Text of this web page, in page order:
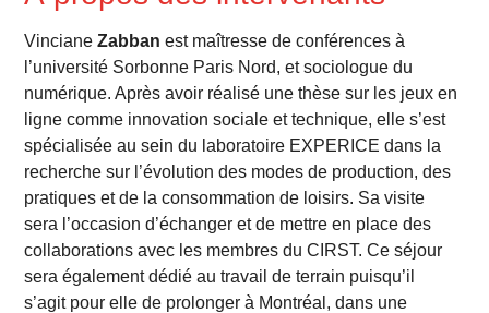
VincianeZabbanest maîtresse de conférences à
l’université Sorbonne Paris Nord, et sociologue du
numérique. Après avoir réalisé une thèse sur les jeux en
ligne comme innovation sociale et technique, elle s’est
spécialisée au sein du laboratoire EXPERICE dans la
recherche sur l’évolution des modes de production, des
pratiques et de la consommation de loisirs. Sa visite
sera l’occasion d’échanger et de mettre en place des
collaborations avec les membres du CIRST. Ce séjour
sera également dédié au travail de terrain puisqu’il
s’agit pour elle de prolonger à Montréal, dans une